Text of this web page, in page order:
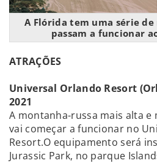
A Flórida tem uma série de
passam a funcionar
ATRAÇÕES
Universal Orlando Resort
2021
A montanha-russa mais alta e
vai começar a funcionar no
Resort.O equipamento será
Jurassic Park, no parque